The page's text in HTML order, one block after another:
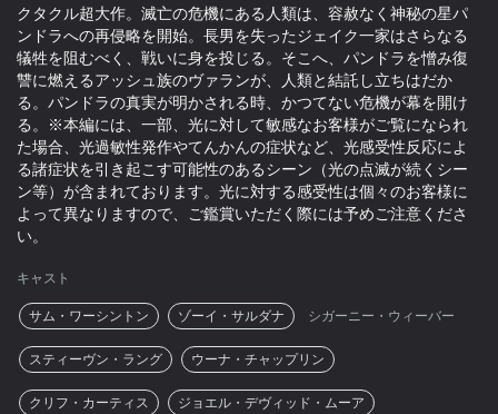
クタクル超大作。滅亡の危機にある人類は、容赦なく神秘の星パ
ンドラへの再侵略を開始。長男を失ったジェイク一家はさらなる
犠牲を阻むべく、戦いに身を投じる。そこへ、パンドラを憎み復
讐に燃えるアッシュ族のヴァランが、人類と結託し立ちはだか
る。パンドラの真実が明かされる時、かつてない危機が幕を開け
る。※本編には、一部、光に対して敏感なお客様がご覧になられ
た場合、光過敏性発作やてんかんの症状など、光感受性反応によ
る諸症状を引き起こす可能性のあるシーン（光の点滅が続くシー
ン等）が含まれております。光に対する感受性は個々のお客様に
よって異なりますので、ご鑑賞いただく際には予めご注意くださ
い。
キャスト
サム・ワーシントン ゾーイ・サルダナ シガーニー・ウィーバー
スティーヴン・ラング ウーナ・チャップリン
クリフ・カーティス ジョエル・デヴィッド・ムーア